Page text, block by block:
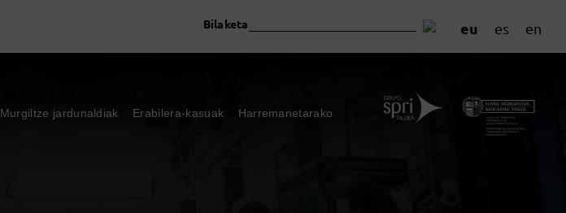
eu es en
Bilaketa
Murgiltze jardunaldiak Erabilera-kasuak Harremanetarako